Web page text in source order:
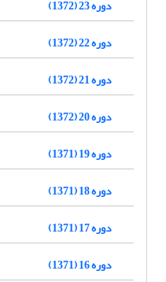
دوره 23 (1372)
دوره 22 (1372)
دوره 21 (1372)
دوره 20 (1372)
دوره 19 (1371)
دوره 18 (1371)
دوره 17 (1371)
دوره 16 (1371)